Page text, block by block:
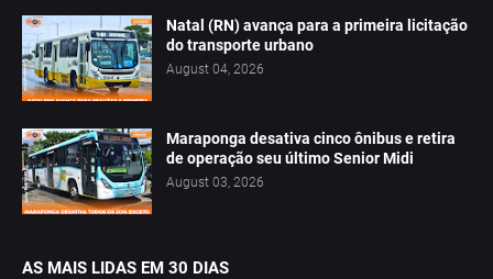
Natal (RN) avança para a primeira licitação
do transporte urbano
August 04, 2026
Maraponga desativa cinco ônibus e retira
de operação seu último Senior Midi
August 03, 2026
AS MAIS LIDAS EM 30 DIAS